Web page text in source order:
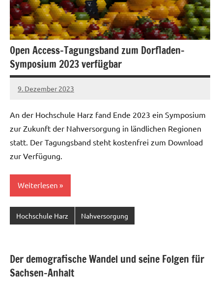
Open Access-Tagungsband zum Dorfladen-
Symposium 2023 verfügbar
9. Dezember 2023
Christian
An der Hochschule Harz fand Ende 2023 ein Symposium
zur Zukunft der Nahversorgung in ländlichen Regionen
statt. Der Tagungsband steht kostenfrei zum Download
zur Verfügung.
Weiterlesen
Hochschule Harz Nahversorgung
Der demografische Wandel und seine Folgen für
Sachsen-Anhalt